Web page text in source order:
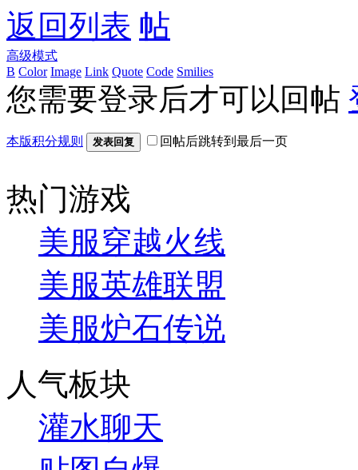
返回列表
高级模式
B Color Image Link Quote Code Smilies
您需要登录后才可以回帖
本版积分规则 发表回复 回帖后跳转到最后一页
热门游戏
美服穿越火线
美服英雄联盟
美服炉石传说
人气板块
灌水聊天